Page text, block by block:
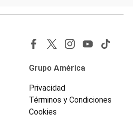
Grupo América
Privacidad
Términos y Condiciones
Cookies